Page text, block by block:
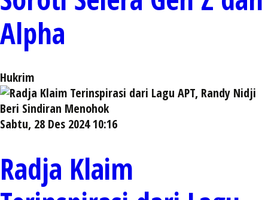
Alpha
Hukrim
Sabtu, 28 Des 2024 10:16
Radja Klaim